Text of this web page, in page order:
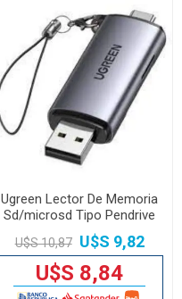
Ugreen Lector De Memoria
Sd/microsd Tipo Pendrive
U$S 10,87 U$S 9,82
U$S 8,84